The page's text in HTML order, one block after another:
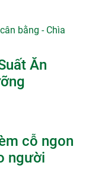
Ăn
cỗ ngon
người